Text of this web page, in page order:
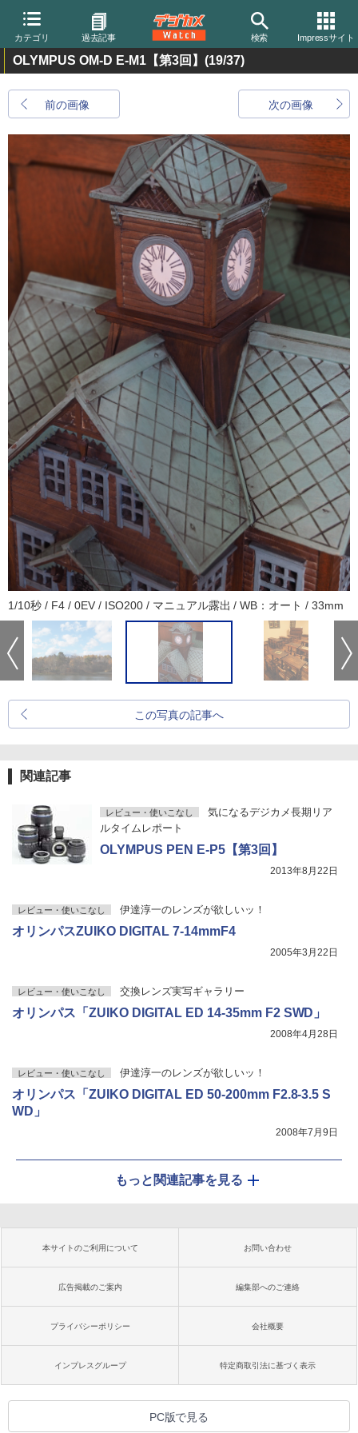
カテゴリ 過去記事 検索 Impressサイト
OLYMPUS OM-D E-M1【第3回】 (19/37)
前の画像 次の画像
1/10秒 / F4 / 0EV / ISO200 / マニュアル露出 / WB：オート / 33mm
この写真の記事へ
関連記事
レビュー・使いこなし
気になるデジカメ長期リア
ルタイムレポート
OLYMPUS PEN E-P5【第3回】
2013年8月22日
レビュー・使いこなし 伊達淳一のレンズが欲しいッ！
オリンパスZUIKO DIGITAL 7-14mmF4
2005年3月22日
レビュー・使いこなし 交換レンズ実写ギャラリー
オリンパス「ZUIKO DIGITAL ED 14-35mm F2 SWD」
2008年4月28日
レビュー・使いこなし 伊達淳一のレンズが欲しいッ！
オリンパス「ZUIKO DIGITAL ED 50-200mm F2.8-3.5 S
WD」
2008年7月9日
もっと関連記事を見る
本サイトのご利用について お問い合わせ
広告掲載のご案内 編集部へのご連絡
プライバシーポリシー 会社概要
インプレスグループ 特定商取引法に基づく表示
PC版で見る